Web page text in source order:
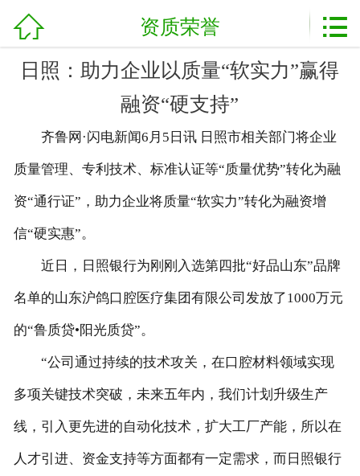
网站首页
关于我们
新闻资讯
资质荣誉
农业技术
联系我们
 资质荣誉 
日照：助力企业以质量“软实力”赢得
融资“硬支持”
齐鲁网·闪电新闻6月5日讯 日照市相关部门将企业
质量管理、专利技术、标准认证等“质量优势”转化为融
资“通行证”，助力企业将质量“软实力”转化为融资增
信“硬实惠”。
近日，日照银行为刚刚入选第四批“好品山东”品牌
名单的山东沪鸽口腔医疗集团有限公司发放了1000万元
的“鲁质贷•阳光质贷”。
“公司通过持续的技术攻关，在口腔材料领域实现
多项关键技术突破，未来五年内，我们计划升级生产
线，引入更先进的自动化技术，扩大工厂产能，所以在
人才引进、资金支持等方面都有一定需求，而日照银行